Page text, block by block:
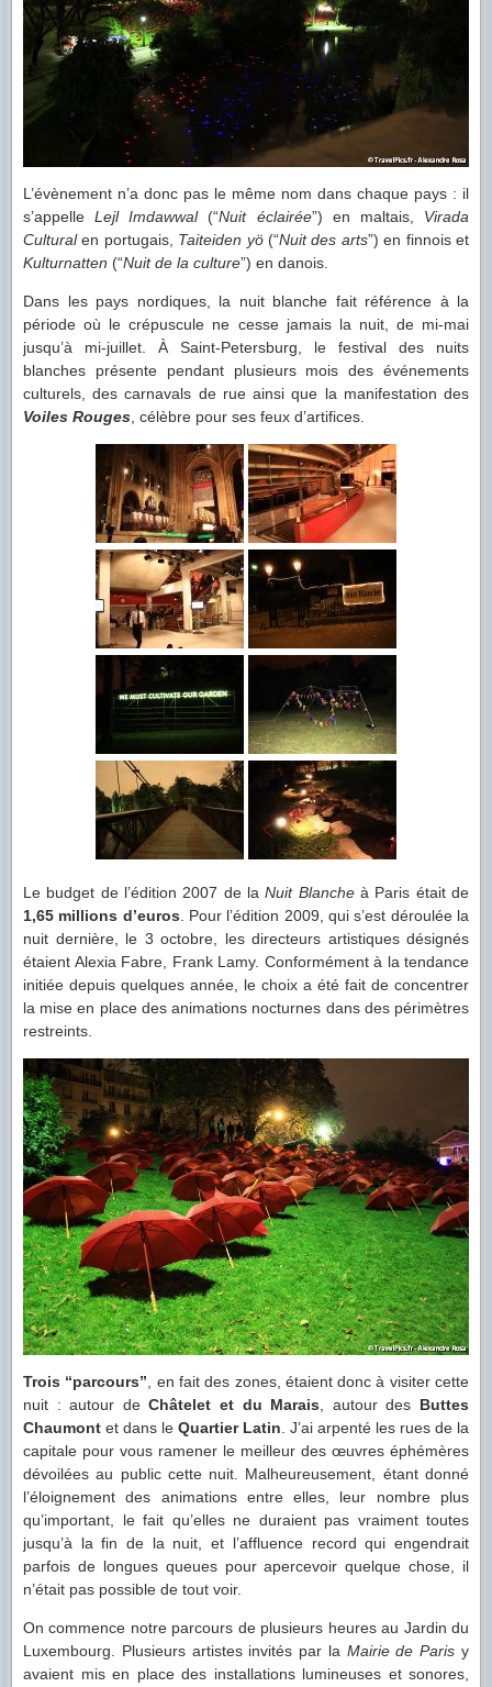
L’évènement n’a donc pas le même nom dans chaque pays : il
s’appelleLejl Imdawwal(“Nuit éclairée”) en maltais, Virada
Culturalen portugais, Taiteiden yö(“Nuit des arts”) en finnois et
Kulturnatten (“Nuit de la culture”) en danois.
Dans les pays nordiques, la nuit blanche fait référence à la
période où le crépuscule ne cesse jamais la nuit, de mi-mai
jusqu’à mi-juillet. À Saint-Petersburg, le festival des nuits
blanches présente pendant plusieurs mois des événements
culturels, des carnavals de rue ainsi que la manifestation des
Voiles Rouges , célèbre pour ses feux d’artifices.
Le budget de l’édition 2007 de laNuit Blancheà Paris était de
1,65 millions d’euros . Pour l’édition 2009, qui s’est déroulée la
nuit dernière, le 3 octobre, les directeurs artistiques désignés
étaient Alexia Fabre, Frank Lamy. Conformément à la tendance
initiée depuis quelques année, le choix a été fait de concentrer
la mise en place des animations nocturnes dans des périmètres
restreints.
Trois “parcours” , en fait des zones, étaient donc à visiter cette
nuit : autour deChâtelet et du Marais , autour des Buttes
Chaumont et dans le Quartier Latin . J’ai arpenté les rues de la
capitale pour vous ramener le meilleur des œuvres éphémères
dévoilées au public cette nuit. Malheureusement, étant donné
l’éloignement des animations entre elles, leur nombre plus
qu’important, le fait qu’elles ne duraient pas vraiment toutes
jusqu’à la fin de la nuit, et l’affluence record qui engendrait
parfois de longues queues pour apercevoir quelque chose, il
n’était pas possible de tout voir.
On commence notre parcours de plusieurs heures au Jardin du
Luxembourg. Plusieurs artistes invités par la Mairie de Paris y
avaient mis en place des installations lumineuses et sonores,